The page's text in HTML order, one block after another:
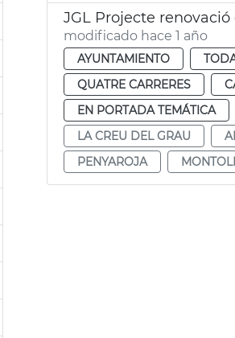
JGL Projecte
modificado hace 1 año
AYUNTAMIENTO
QUATRE CARRERES
EN PORTADA TEMÁTICA
LA CREU DEL GRAU
PENYAROJA